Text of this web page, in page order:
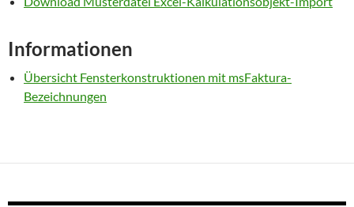
Informationen
Übersicht Fensterkonstruktionen mit msFaktura-
Bezeichnungen